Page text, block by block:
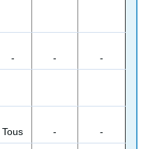
- - -
Tous - -